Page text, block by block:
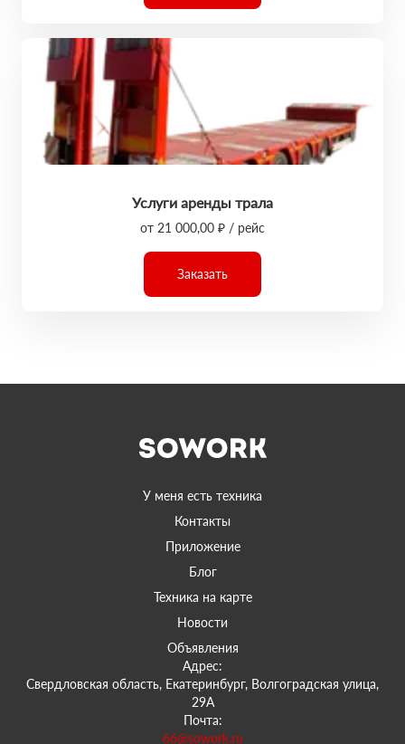
Услуги аренды трала
от 21 000,00 ₽ / рейс
Заказать
У меня есть техника
Контакты
Приложение
Блог
Техника на карте
Новости
Объявления
Адрес:
Свердловская область, Екатеринбург, Волгоградская улица,
29А
Почта:
66@sowork.ru